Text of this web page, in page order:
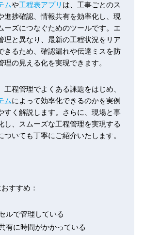
ムや工程表アプリ は、工事ごとのス
進捗確認、情報共有を効率化し、現
ーズにつなぐためのツールです。エ
理と異なり、最新の工程状況をリア
きるため、確認漏れや伝達ミスを防
理の見える化を実現できます。
工程管理でよくある課題をはじめ、
ムによって効率化できるのかを実例
すく解説します。さらに、現場と事
し、スムーズな工程管理を実現する
ついても丁寧にご紹介いたします。
すすめ：
ルで管理している
有に時間がかかっている